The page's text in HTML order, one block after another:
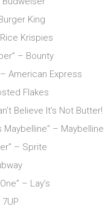
King
Krispies
– Bounty
American Express
Flakes
Believe It’s Not Butter!
Maybelline” – Maybelline
– Sprite
– Lay’s